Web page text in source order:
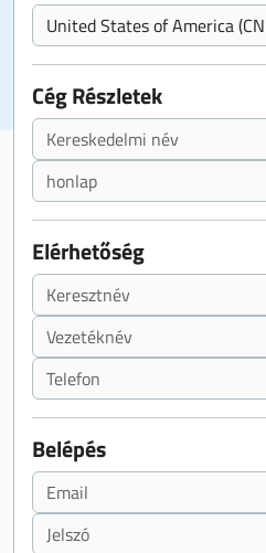
Cég Részletek
Elérhetőség
Belépés